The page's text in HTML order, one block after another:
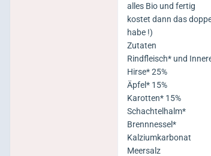
alles Bio und fertig
kostet dann das
habe !)
Zutaten
Rindfleisch* und
Hirse* 25%
Äpfel* 15%
Karotten* 15%
Schachtelhalm*
Brennnessel*
Kalziumkarbonat
Meersalz